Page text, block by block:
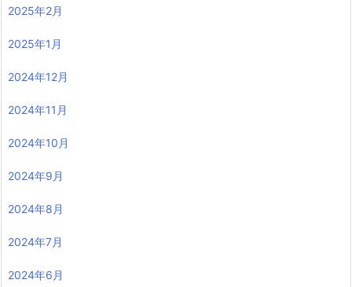
2025年2月
2025年1月
2024年12月
2024年11月
2024年10月
2024年9月
2024年8月
2024年7月
2024年6月